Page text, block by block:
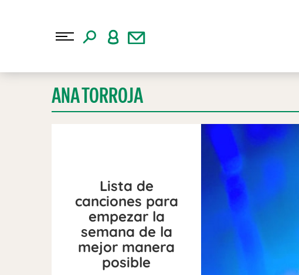
ANA TORROJA
Lista de
canciones para
empezar la
semana de la
mejor manera
posible